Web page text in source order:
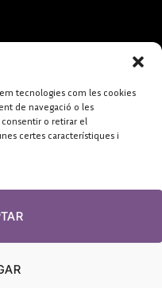
tecnologies com les cookies
de navegació o les
o retirar el
certes característiques i